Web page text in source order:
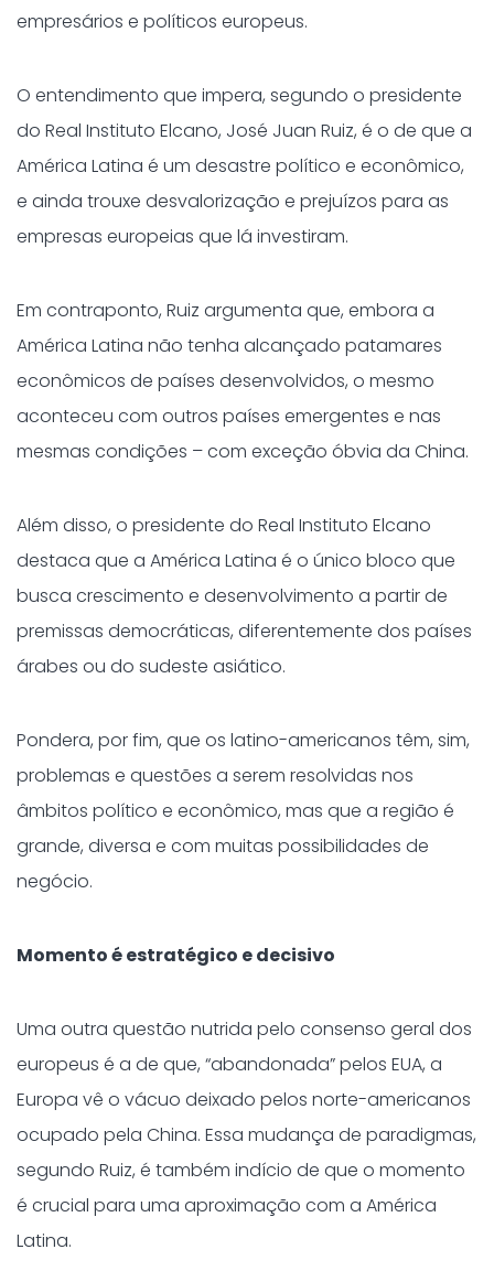
empresários e políticos europeus.
O entendimento que impera, segundo o presidente
do Real Instituto Elcano, José Juan Ruiz, é o de que a
América Latina é um desastre político e econômico,
e ainda trouxe desvalorização e prejuízos para as
empresas europeias que lá investiram.
Em contraponto, Ruiz argumenta que, embora a
América Latina não tenha alcançado patamares
econômicos de países desenvolvidos, o mesmo
aconteceu com outros países emergentes e nas
mesmas condições – com exceção óbvia da China.
Além disso, o presidente do Real Instituto Elcano
destaca que a América Latina é o único bloco que
busca crescimento e desenvolvimento a partir de
premissas democráticas, diferentemente dos países
árabes ou do sudeste asiático.
Pondera, por fim, que os latino-americanos têm, sim,
problemas e questões a serem resolvidas nos
âmbitos político e econômico, mas que a região é
grande, diversa e com muitas possibilidades de
negócio.
Momento é estratégico e decisivo
Uma outra questão nutrida pelo consenso geral dos
europeus é a de que, “abandonada” pelos EUA, a
Europa vê o vácuo deixado pelos norte-americanos
ocupado pela China. Essa mudança de paradigmas,
segundo Ruiz, é também indício de que o momento
é crucial para uma aproximação com a América
Latina.